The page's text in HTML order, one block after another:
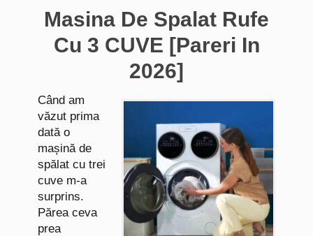
Masina De Spalat Rufe
Cu 3 CUVE [Pareri In
2026]
Când am
văzut prima
dată o
mașină de
spălat cu trei
cuve m-a
surprins.
Părea ceva
prea